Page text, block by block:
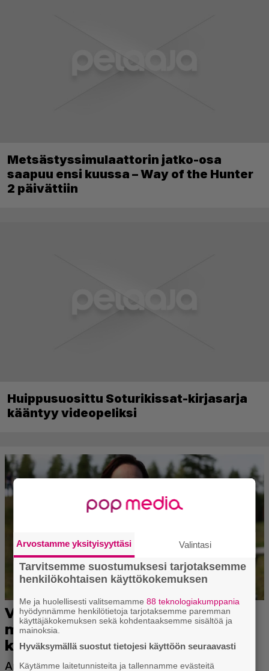
Metsästyssimulaattorin jatko-osa
saapuu ensi kuussa – Way of the Hunter
2 päivättiin
Huippusuosittu Soturikissat-kirjasarja
kääntyy videopeliksi
Arvostamme yksityisyyttäsi Valintasi
Tarvitsemme suostumuksesi tarjotaksemme
henkilökohtaisen käyttökokemuksen
Me ja huolellisesti valitsemamme88 teknologiakumppania
hyödynnämme henkilötietoja tarjotaksemme paremman
käyttäjäkokemuksen sekä kohdentaaksemme sisältöä ja
mainoksia.
Hyväksymällä suostut tietojesi käyttöön seuraavasti
Käytämme laitetunnisteita ja tallennamme evästeitä